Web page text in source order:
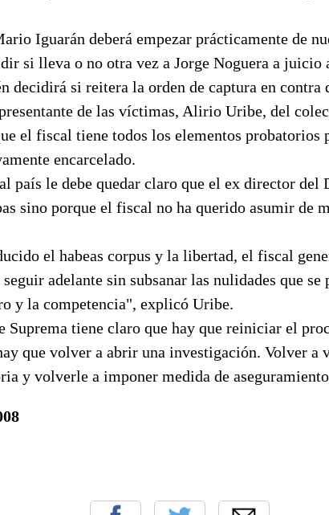
Iguarán deberá empezar prácticamente de
si lleva o no otra vez a Jorge Noguera a juicio
decidirá si reitera la orden de captura en contra
de las víctimas, Alirio Uribe, del
el fiscal tiene todos los elementos probatorios
encarcelado.
país le debe quedar claro que el ex director del
sino porque el fiscal no ha querido asumir de
el habeas corpus y la libertad, el fiscal
adelante sin subsanar las nulidades que se
y la competencia", explicó Uribe.
tiene claro que hay que reiniciar el
que volver a abrir una investigación. Volver a
y volverle a imponer medida de